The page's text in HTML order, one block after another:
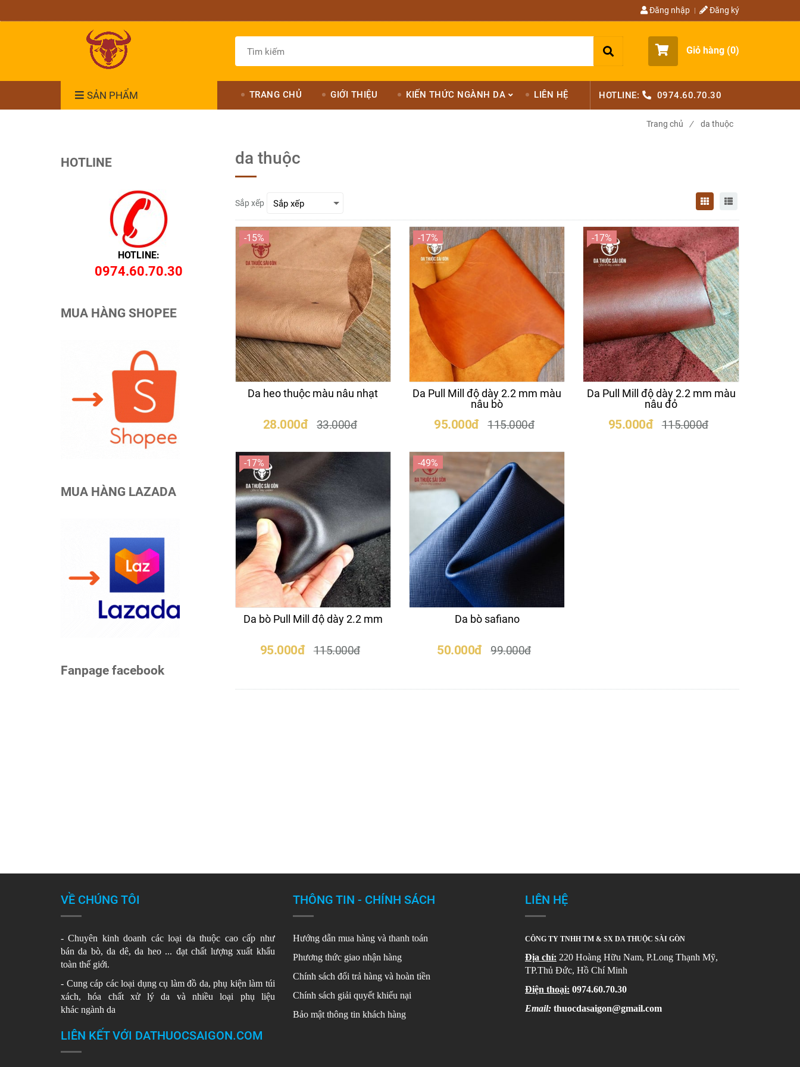
Đăng nhập Đăng ký
Giỏ hàng (0)
SẢN PHẨM TRANG CHỦ GIỚI THIỆU KIẾN THỨC NGÀNH DA LIÊN HỆ HOTLINE: 0974.60.70.30
Trang chủ / da thuộc
da thuộc
Sắp xếp
-15%
Da heo thuộc màu nâu nhạt
28.000đ 33.000đ
-17%
Da Pull Mill độ dày 2.2 mm màu
nâu bò
95.000đ 115.000đ
-17%
Da Pull Mill độ dày 2.2 mm màu
nâu đỏ
95.000đ 115.000đ
-17%
Da bò Pull Mill độ dày 2.2 mm
95.000đ 115.000đ
-49%
Da bò safiano
50.000đ 99.000đ
HOTLINE
HOTLINE:
0974.60.70.30
MUA HÀNG SHOPEE
MUA HÀNG LAZADA
Fanpage facebook
VỀ CHÚNG TÔI
- Chuyên kinh doanh các loại da thuộc cao cấp như
bán da bò, da dê, da heo ... đạt chất lượng xuất khẩu
toàn thế giới.
- Cung cáp các loại dụng cụ làm đồ da, phụ kiện làm túi
xách, hóa chất xử lý da và nhiều loại phụ liệu
khác ngành da
THÔNG TIN - CHÍNH SÁCH
Hướng dẫn mua hàng và thanh toán
Phương thức giao nhận hàng
Chính sách đổi trả hàng và hoàn tiền
Chính sách giải quyết khiếu nại
Bảo mật thông tin khách hàng
LIÊN HỆ
CÔNG TY TNHH TM & SX DA THUỘC SÀI GÒN
Địa chỉ: 220 Hoàng Hữu Nam, P.Long Thạnh Mỹ,
TP.Thủ Đức, Hồ Chí Minh
Điện thoại: 0974.60.70.30
Email: thuocdasaigon@gmail.com
LIÊN KẾT VỚI DATHUOCSAIGON.COM